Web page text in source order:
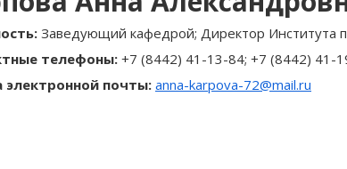
Заведующий кафедрой; Директор Института
телефоны: +7 (8442) 41-13-84; +7 (8442) 41-
электронной почты: anna-karpova-72@mail.ru